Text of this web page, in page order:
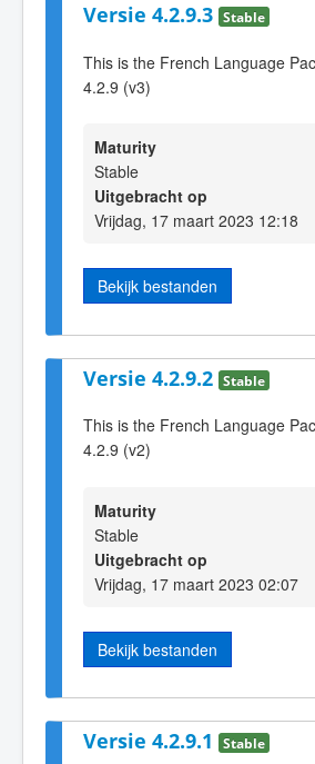
Versie 4.2.9.3 Stable
This is the French Language
4.2.9 (v3)
Maturity
Stable
Uitgebracht op
Vrijdag, 17 maart 2023 12:18
Bekijk bestanden
Versie 4.2.9.2 Stable
This is the French Language
4.2.9 (v2)
Maturity
Stable
Uitgebracht op
Vrijdag, 17 maart 2023 02:07
Bekijk bestanden
Versie 4.2.9.1 Stable